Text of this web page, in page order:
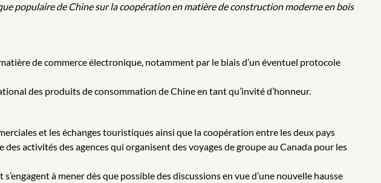
populaire de Chine sur la coopération en matière de construction moderne en bois
de commerce électronique, notamment par le biais d’un éventuel protocole
des produits de consommation de Chine en tant qu’invité d’honneur.
et les échanges touristiques ainsi que la coopération entre les deux pays
activités des agences qui organisent des voyages de groupe au Canada pour les
à mener dès que possible des discussions en vue d’une nouvelle hausse